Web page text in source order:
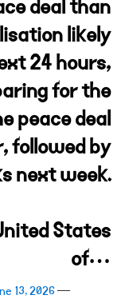
deal than
likely
24 hours,
for the
peace deal
followed by
next week.
States
of…
— Shehbaz Sharif (@CMShehbaz)
13, 2026